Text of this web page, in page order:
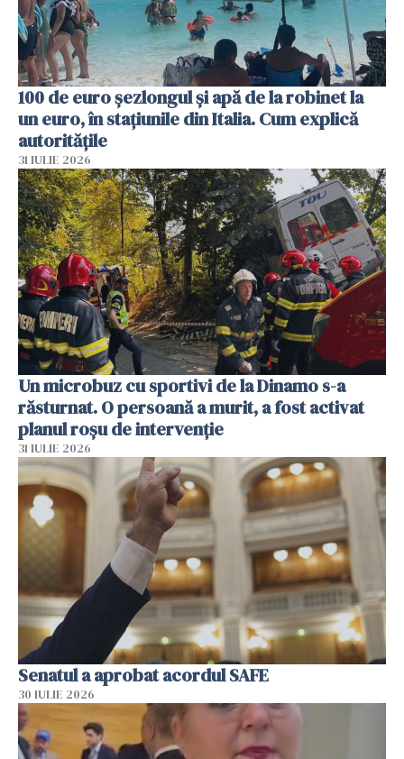
100 de euro șezlongul și apă de la robinet la
un euro, în stațiunile din Italia. Cum explică
autoritățile
31 IULIE 2026
Un microbuz cu sportivi de la Dinamo s-a
răsturnat. O persoană a murit, a fost activat
planul roșu de intervenție
31 IULIE 2026
Senatul a aprobat acordul SAFE
30 IULIE 2026